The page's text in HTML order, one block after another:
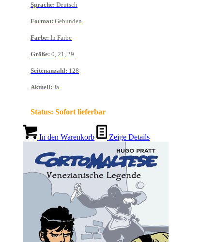
Sprache: Deutsch
Format: Gebunden
Farbe: In Farbe
Größe: 0, 21, 29
Seitenanzahl: 128
Aktuell: Ja
Status: Sofort lieferbar
In den Warenkorb Zeige Details